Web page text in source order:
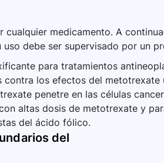
cualquier medicamento. A
uso debe ser supervisado por un
para tratamientos
contra los efectos del
penetre en las células
altas dosis de metotrexate y
del ácido fólico.
del